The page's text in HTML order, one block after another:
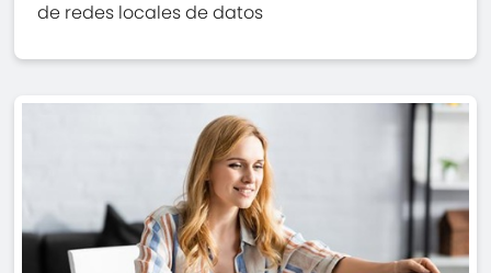
de redes locales de datos